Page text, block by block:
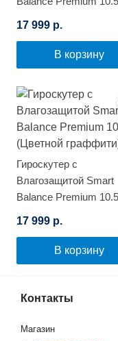
17 999 р.
В корзину
Гироскутер с
Влагозащитой Smart
Balance Premium
17 999 р.
В корзину
Контакты
Магазин